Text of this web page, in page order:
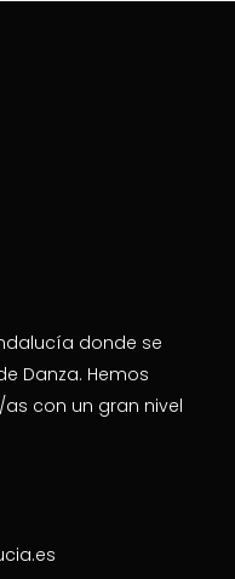
donde se
Danza. Hemos
con un gran nivel